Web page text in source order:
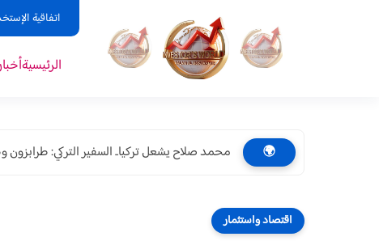
اتفاقية
الرئيسية
🌍 محمد صلاح يشعل تركيا.. السفير التركي: طرابزون
اقتصاد واستثمار